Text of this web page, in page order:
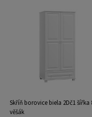
Skříň borovice biela 2Dč1 šířka
věšák